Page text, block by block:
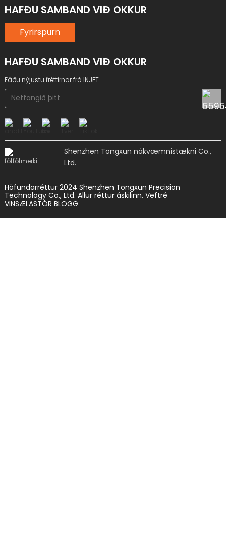
HAFÐU SAMBAND VIÐ OKKUR
Fyrirspurn
HAFÐU SAMBAND VIÐ OKKUR
Fáðu nýjustu fréttirnar frá INJET
Shenzhen Tongxun nákvæmnistækni Co.,
Ltd.
Höfundarréttur 2024 Shenzhen Tongxun Precision
Technology Co., Ltd. Allur réttur áskilinn. Veftré
VINSÆLASTÓR BLOGG